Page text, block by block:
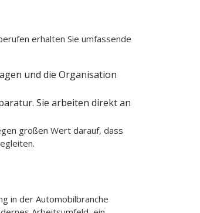
erhalten Sie umfassende
und die Organisation
Sie arbeiten direkt an
großen Wert darauf, dass
in der Automobilbranche